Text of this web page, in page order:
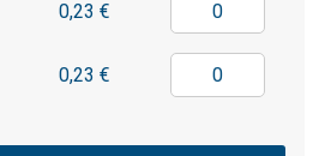
0,23 €
0,23 €